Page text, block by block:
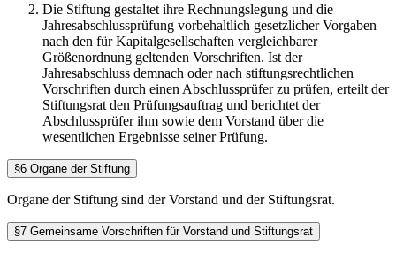
Die Stiftung gestaltet ihre Rechnungslegung und die
Jahresabschlussprüfung vorbehaltlich gesetzlicher Vorgaben
nach den für Kapitalgesellschaften vergleichbarer
Größenordnung geltenden Vorschriften. Ist der
Jahresabschluss demnach oder nach stiftungsrechtlichen
Vorschriften durch einen Abschlussprüfer zu prüfen, erteilt der
Stiftungsrat den Prüfungsauftrag und berichtet der
Abschlussprüfer ihm sowie dem Vorstand über die
wesentlichen Ergebnisse seiner Prüfung.
§6 Organe der Stiftung
Organe der Stiftung sind der Vorstand und der Stiftungsrat.
§7 Gemeinsame Vorschriften für Vorstand und Stiftungsrat